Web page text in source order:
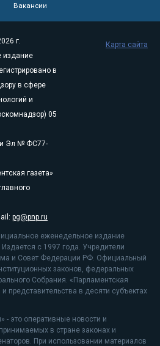
Вакансии
г.
издание
в
в сфере
и
05
Эл № ФС77-
газета»
pg@pnp.ru
еженедельное издание
с 1997 года. Учредители
и Совет Федерации РФ. Официальный
законов, федеральных
Собрания. «Парламентская
представительства в десяти субъектах
- это оперативные новости и
в стране законах и
При использовании материалов
Карта сайта